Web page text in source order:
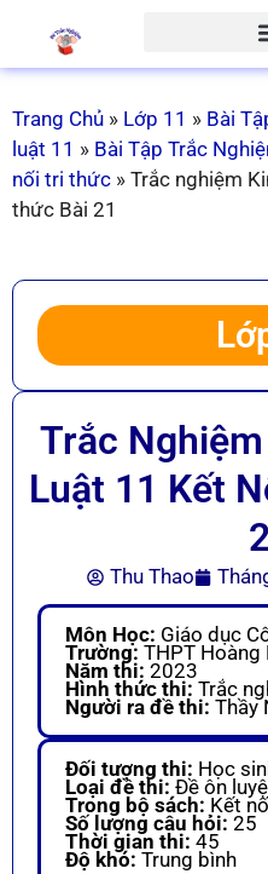
Trang Chủ » Lớp 11 » Bài
luật 11 » Bài Tập Trắc
nối tri thức » Trắc nghiệm
thức Bài 21
Trắc
Luật 11 Kết
Thu Thao
Môn Học: Giáo dục
Trường: THPT Hoàng
Năm thi: 2023
Hình thức thi: Trắc
Người ra đề thi: Thầy
Đối tượng thi: Học
Loại đề thi: Đề ôn
Trong bộ sách: Kết
Số lượng câu hỏi: 25
Thời gian thi: 45
Độ khó: Trung bình